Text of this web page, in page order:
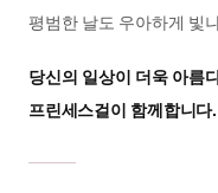
평범한 날도 우아하게 빛
당신의 일상이 더욱 아름
프린세스걸이 함께합니다.